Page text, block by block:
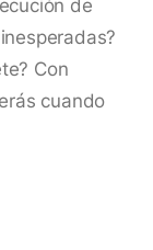
de
Con
cuando